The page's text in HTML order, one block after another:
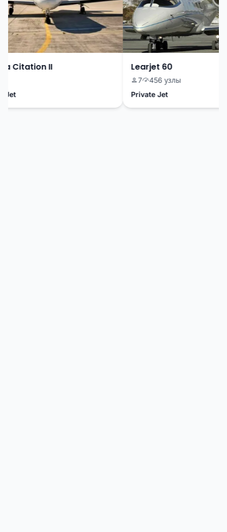
Citation II Learjet 60
7
456 узлы
Private Jet